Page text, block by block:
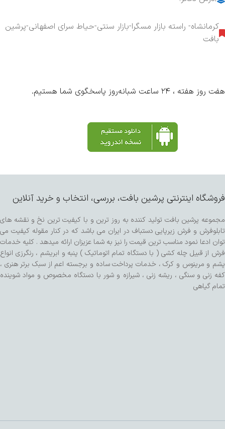
کرمانشاه- راسته بازار مسگرا-بازار سنتی-حیاط سرای اصفهانی-پرشین
بافت
هفت روز هفته ، ۲۴ ساعت شبانه‌روز پاسخگوی شما هستیم.
فروشگاه اینترنتی پرشین بافت، بررسی، انتخاب و خرید آنلاین
مجموعه پرشین بافت تولید کننده به روز ترین و با کیفیت ترین نخ و نقشه های
تابلوفرش و فرش زیرپایی دستباف در ایران می باشد که در کنار مقوله کیفیت می
توان ادعا نمود مناسب ترین قیمت را نیز به شما عزیزان ارائه میدهد . کلیه خدمات
فرش از قبیل چله کشی ( با دستگاه تمام اتوماتیک ) پنبه و ابریشم ، رنگرزی انواع
پشم و مرینوس و کرک ، خدمات پرداخت ساده و برجسته اعم از سبک برتر هنری ،
کفه زنی و سنگی ، ریشه زنی ، شیرازه و شور با دستگاه مخصوص و مواد شوینده
تمام گیاهی